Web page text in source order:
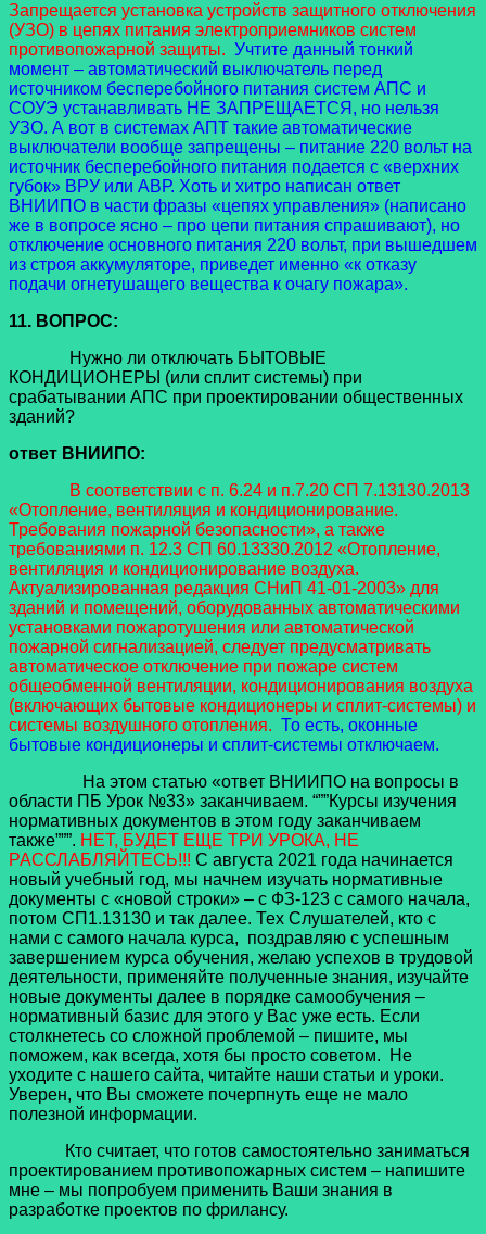
Запрещается установка устройств защитного отключения
(УЗО) в цепях питания электроприемников систем
противопожарной защиты. Учтите данный тонкий
момент – автоматический выключатель перед
источником бесперебойного питания систем АПС и
СОУЭ устанавливать НЕ ЗАПРЕЩАЕТСЯ, но нельзя
УЗО. А вот в системах АПТ такие автоматические
выключатели вообще запрещены – питание 220 вольт на
источник бесперебойного питания подается с «верхних
губок» ВРУ или АВР. Хоть и хитро написан ответ
ВНИИПО в части фразы «цепях управления» (написано
же в вопросе ясно – про цепи питания спрашивают), но
отключение основного питания 220 вольт, при вышедшем
из строя аккумуляторе, приведет именно «к отказу
подачи огнетушащего вещества к очагу пожара».
11. ВОПРОС:
Нужно ли отключать БЫТОВЫЕ
КОНДИЦИОНЕРЫ (или сплит системы) при
срабатывании АПС при проектировании общественных
зданий?
ответ ВНИИПО:
В соответствии с п. 6.24 и п.7.20 СП 7.13130.2013
«Отопление, вентиляция и кондиционирование.
Требования пожарной безопасности», а также
требованиями п. 12.3 СП 60.13330.2012 «Отопление,
вентиляция и кондиционирование воздуха.
Актуализированная редакция СНиП 41-01-2003» для
зданий и помещений, оборудованных автоматическими
установками пожаротушения или автоматической
пожарной сигнализацией, следует предусматривать
автоматическое отключение при пожаре систем
общеобменной вентиляции, кондиционирования воздуха
(включающих бытовые кондиционеры и сплит-системы) и
системы воздушного отопления. То есть, оконные
бытовые кондиционеры и сплит-системы отключаем.
На этом статью «ответ ВНИИПО на вопросы в
области ПБ Урок №33» заканчиваем. “””Курсы изучения
нормативных документов в этом году заканчиваем
также”””. НЕТ, БУДЕТ ЕЩЕ ТРИ УРОКА, НЕ
РАССЛАБЛЯЙТЕСЬ!!! С августа 2021 года начинается
новый учебный год, мы начнем изучать нормативные
документы с «новой строки» – с ФЗ-123 с самого начала,
потом СП1.13130 и так далее. Тех Слушателей, кто с
нами с самого начала курса, поздравляю с успешным
завершением курса обучения, желаю успехов в трудовой
деятельности, применяйте полученные знания, изучайте
новые документы далее в порядке самообучения –
нормативный базис для этого у Вас уже есть. Если
столкнетесь со сложной проблемой – пишите, мы
поможем, как всегда, хотя бы просто советом. Не
уходите с нашего сайта, читайте наши статьи и уроки.
Уверен, что Вы сможете почерпнуть еще не мало
полезной информации.
Кто считает, что готов самостоятельно заниматься
проектированием противопожарных систем – напишите
мне – мы попробуем применить Ваши знания в
разработке проектов по фрилансу.